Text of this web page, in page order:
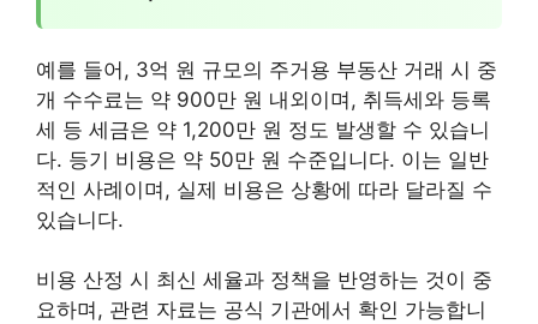
예를 들어, 3억 원 규모의 주거용 부동산 거래 시 중
개 수수료는 약 900만 원 내외이며, 취득세와 등록
세 등 세금은 약 1,200만 원 정도 발생할 수 있습니
다. 등기 비용은 약 50만 원 수준입니다. 이는 일반
적인 사례이며, 실제 비용은 상황에 따라 달라질 수
있습니다.
비용 산정 시 최신 세율과 정책을 반영하는 것이 중
요하며, 관련 자료는 공식 기관에서 확인 가능합니